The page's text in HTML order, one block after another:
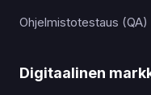
Ohjelmistotestaus (QA)
Digitaalinen